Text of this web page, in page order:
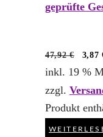
5.00
geprüfte
47,92€ 3,87
inkl. 19 %
zzgl.
Produkt